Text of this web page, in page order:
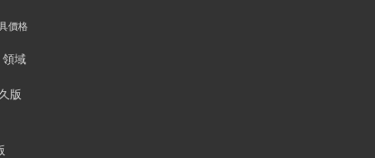
價格
領域
版